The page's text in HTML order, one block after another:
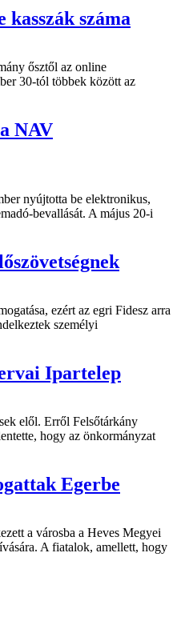
kasszák száma
ősztől az online
30-tól többek között az
NAV
nyújtotta be elektronikus,
bevallását. A május 20-i
ezért az egri Fidesz arra
személyi
Ipartelep
elől. Erről Felsőtárkány
hogy az önkormányzat
Egerbe
a városba a Heves Megyei
A fiatalok, amellett, hogy